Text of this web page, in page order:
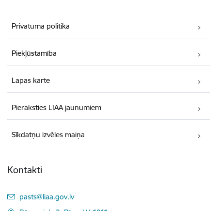
Privātuma politika
Piekļūstamība
Lapas karte
Pieraksties LIAA jaunumiem
Sīkdatņu izvēles maiņa
Kontakti
E-pasts:
pasts@liaa.gov.lv